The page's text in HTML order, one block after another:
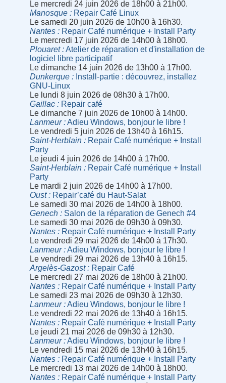
Le mercredi 24 juin 2026 de 18h00 à 21h00.
Manosque
Repair Café Linux
Le samedi 20 juin 2026 de 10h00 à 16h30.
Nantes
Repair Café numérique + Install Party
Le mercredi 17 juin 2026 de 14h00 à 18h00.
Plouaret
Atelier de réparation et d'installation de
logiciel libre participatif
Le dimanche 14 juin 2026 de 13h00 à 17h00.
Dunkerque
Install-partie : découvrez, installez
GNU-Linux
Le lundi 8 juin 2026 de 08h30 à 17h00.
Gaillac
Repair café
Le dimanche 7 juin 2026 de 10h00 à 14h00.
Lanmeur
Adieu Windows, bonjour le libre !
Le vendredi 5 juin 2026 de 13h40 à 16h15.
Saint-Herblain
Repair Café numérique + Install
Party
Le jeudi 4 juin 2026 de 14h00 à 17h00.
Saint-Herblain
Repair Café numérique + Install
Party
Le mardi 2 juin 2026 de 14h00 à 17h00.
Oust
Repair’café du Haut-Salat
Le samedi 30 mai 2026 de 14h00 à 18h00.
Genech
Salon de la réparation de Genech #4
Le samedi 30 mai 2026 de 09h30 à 09h30.
Nantes
Repair Café numérique + Install Party
Le vendredi 29 mai 2026 de 14h00 à 17h30.
Lanmeur
Adieu Windows, bonjour le libre !
Le vendredi 29 mai 2026 de 13h40 à 16h15.
Argelès-Gazost
Repair Café
Le mercredi 27 mai 2026 de 18h00 à 21h00.
Nantes
Repair Café numérique + Install Party
Le samedi 23 mai 2026 de 09h30 à 12h30.
Lanmeur
Adieu Windows, bonjour le libre !
Le vendredi 22 mai 2026 de 13h40 à 16h15.
Nantes
Repair Café numérique + Install Party
Le jeudi 21 mai 2026 de 09h30 à 12h30.
Lanmeur
Adieu Windows, bonjour le libre !
Le vendredi 15 mai 2026 de 13h40 à 16h15.
Nantes
Repair Café numérique + Install Party
Le mercredi 13 mai 2026 de 14h00 à 18h00.
Nantes
Repair Café numérique + Install Party